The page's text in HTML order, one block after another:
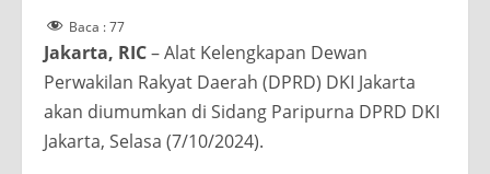
Baca :77
Jakarta, RIC– Alat Kelengkapan Dewan
Perwakilan Rakyat Daerah (DPRD) DKI Jakarta
akan diumumkan di Sidang Paripurna DPRD DKI
Jakarta, Selasa (7/10/2024).